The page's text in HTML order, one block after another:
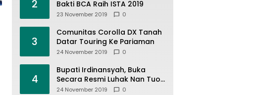
2
Bakti BCA Raih ISTA 2019
23 November 2019 0
3
Comunitas Corolla DX Tanah
Datar Touring Ke Pariaman
24 November 2019 0
4
Bupati Irdinansyah, Buka
Secara Resmi Luhak Nan Tuo
Wirabraja Adventure Offroad
24 November 2019 0